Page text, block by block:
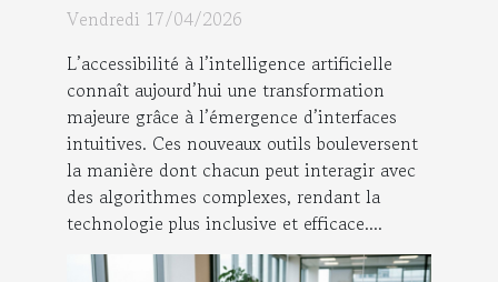
l'accès à l'IA ?
Vendredi 17/04/2026
L’accessibilité à l’intelligence artificielle
connaît aujourd’hui une transformation
majeure grâce à l’émergence d’interfaces
intuitives. Ces nouveaux outils bouleversent
la manière dont chacun peut interagir avec
des algorithmes complexes, rendant la
technologie plus inclusive et efficace....